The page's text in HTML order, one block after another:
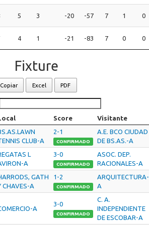
5 3 -20 -57 7 1 0
4 1 -21 -83 7 0 0
Fixture
Copiar Excel PDF
Score
Visitante
CLUB-A
2-1
CONFIRMADO
A.E. BCO CIUDAD
DE BS.AS.-A
L
A
3-0
CONFIRMADO
ASOC. DEP.
RACIONALES-A
GATH
CHAVES-A
1-2
CONFIRMADO
ARQUITECTURA-
A
A
3-0
CONFIRMADO
C. A.
INDEPENDIENTE
DE ESCOBAR-A